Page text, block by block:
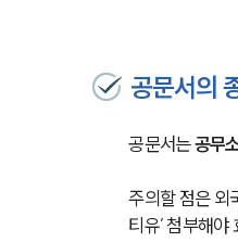
공문서의
공문서는 공무
주의할 점은 외
티유’ 첨부해야